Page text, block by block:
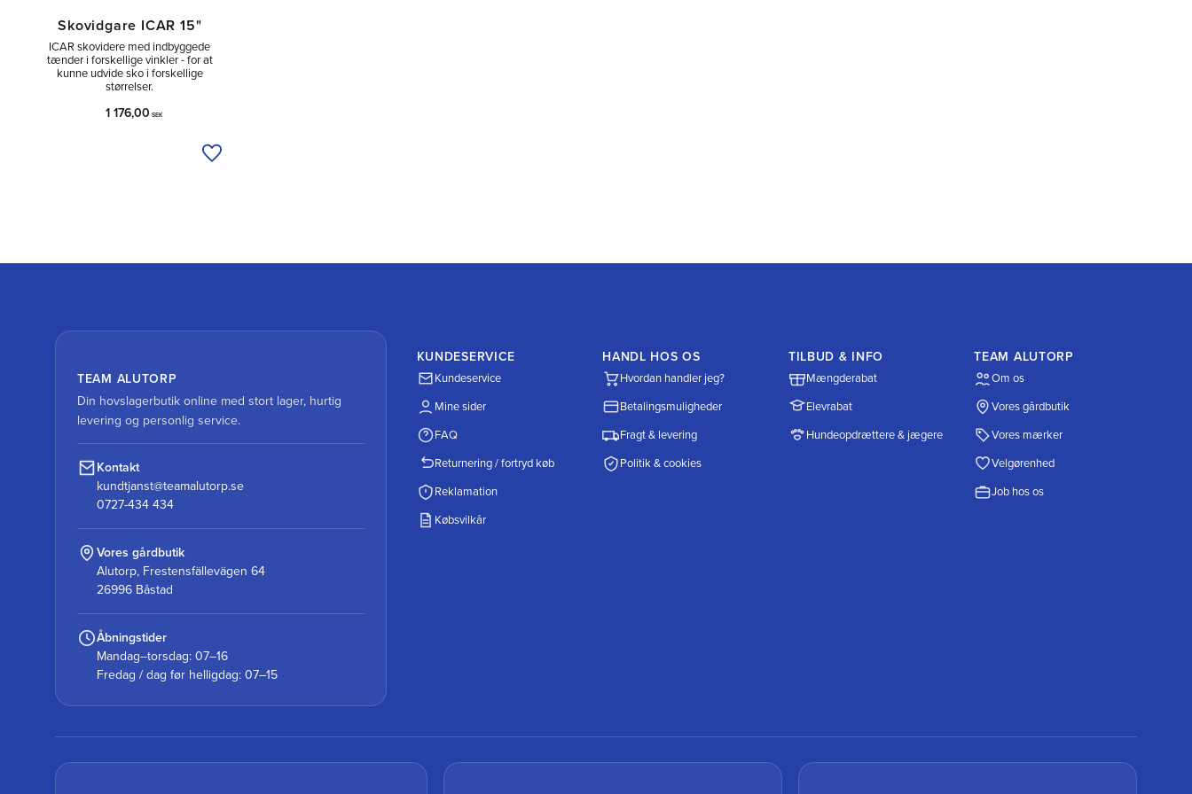
Skovidgare ICAR 15"
ICAR skovidere med indbyggede
tænder i forskellige vinkler - for at
kunne udvide sko i forskellige
størrelser.
1 176,00 SEK
Tilføj til ønskeliste
TEAM ALUTORP
Din hovslagerbutik online med stort lager, hurtig
levering og personlig service.
Kontakt
kundtjanst@teamalutorp.se
0727-434 434
Vores gårdbutik
Alutorp, Frestensfällevägen 64
26996 Båstad
Åbningstider
Mandag–torsdag: 07–16
Fredag / dag før helligdag: 07–15
KUNDESERVICE
Kundeservice
Mine sider
FAQ
Returnering / fortryd køb
Reklamation
Købsvilkår
HANDL HOS OS
Hvordan handler jeg?
Betalingsmuligheder
Fragt & levering
Politik & cookies
TILBUD & INFO
Mængderabat
Elevrabat
Hundeopdrættere & jægere
TEAM ALUTORP
Om os
Vores gårdbutik
Vores mærker
Velgørenhed
Job hos os